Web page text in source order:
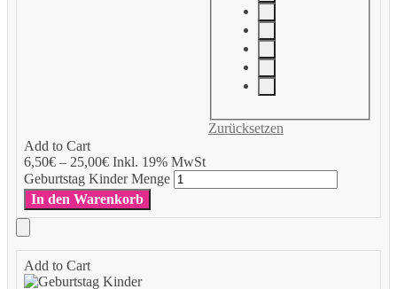
Add to Cart
6,50€– 25,00€Inkl. 19% MwSt
Zurücksetzen
Geburtstag Kinder Menge
In den Warenkorb
Add to Cart